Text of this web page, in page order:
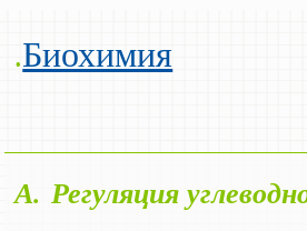
.Биохимия
А. Регуляция